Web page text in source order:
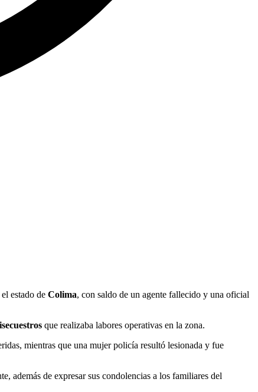
el estado de Colima, con saldo de un agente fallecido y una oficial
que realizaba labores operativas en la zona.
mientras que una mujer policía resultó lesionada y fue
además de expresar sus condolencias a los familiares del